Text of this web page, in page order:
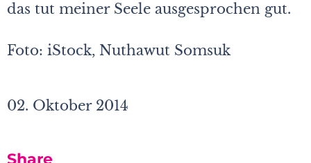
das tut meiner Seele ausgesprochen gut.
Foto: iStock, Nuthawut Somsuk
02. Oktober 2014